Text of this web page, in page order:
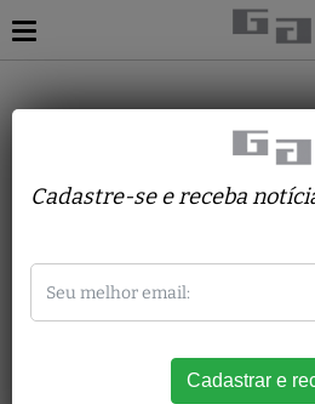
MICHINORI
Folhagem com
Cadastre-se e receba